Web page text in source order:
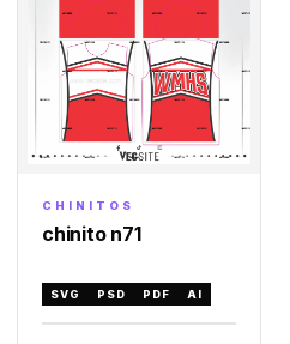
CHINITOS
chinito n71
SVG PSD PDF AI